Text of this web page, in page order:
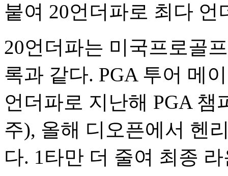
붙여 20언더파로 최다
20언더파는 미국프로골
록과 같다. PGA 투어 메
언더파로 지난해 PGA 챔
주), 올해 디오픈에서 헨
다. 1타만 더 줄여 최종